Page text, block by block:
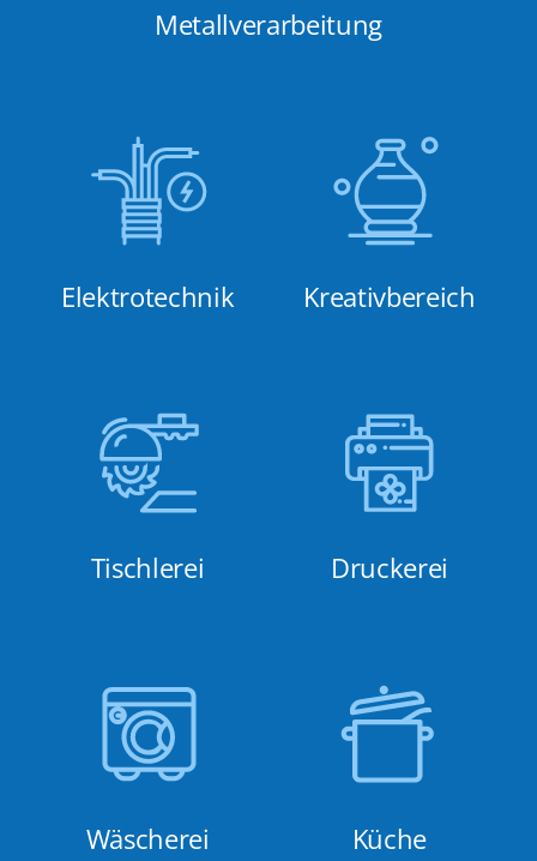
Metallverarbeitung
Elektrotechnik Kreativbereich
Tischlerei Druckerei
Wäscherei Küche